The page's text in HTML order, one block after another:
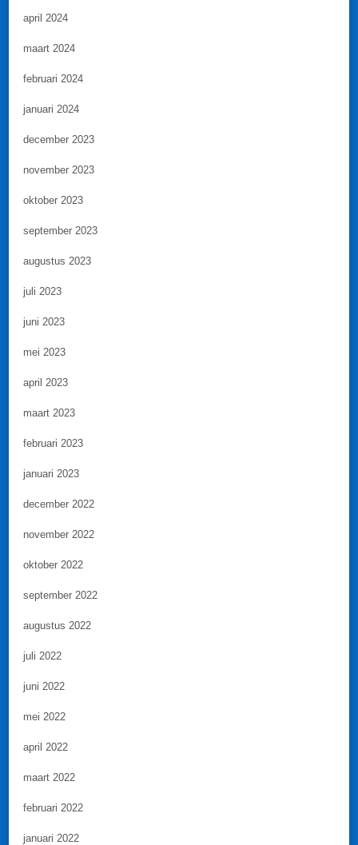
april 2024
maart 2024
februari 2024
januari 2024
december 2023
november 2023
oktober 2023
september 2023
augustus 2023
juli 2023
juni 2023
mei 2023
april 2023
maart 2023
februari 2023
januari 2023
december 2022
november 2022
oktober 2022
september 2022
augustus 2022
juli 2022
juni 2022
mei 2022
april 2022
maart 2022
februari 2022
januari 2022